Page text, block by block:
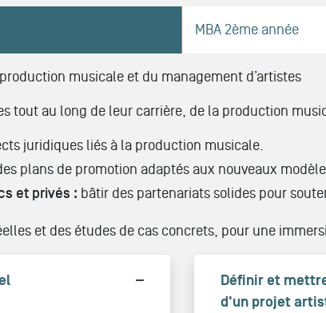
MBA 2ème année
musicale et du management d’artistes
tout au long de leur carrière, de la production
juridiques liés à la production musicale.
plans de promotion adaptés aux nouveaux
et privés : bâtir des partenariats solides pour
et des études de cas concrets, pour une
Définir et
d'un projet